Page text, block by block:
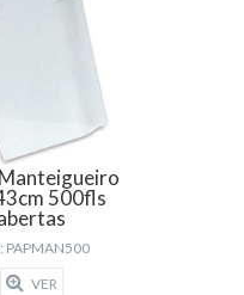
500fls
PAPMAN500
VER